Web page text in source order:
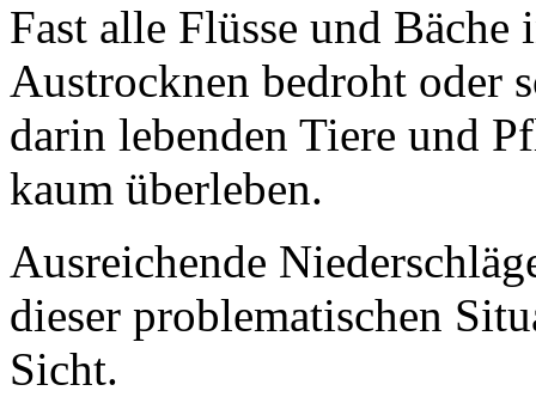
Fast alle Flüsse und
Austrocknen bedroht oder
darin lebenden Tiere und
kaum überleben.
Ausreichende
dieser problematischen
Sicht.